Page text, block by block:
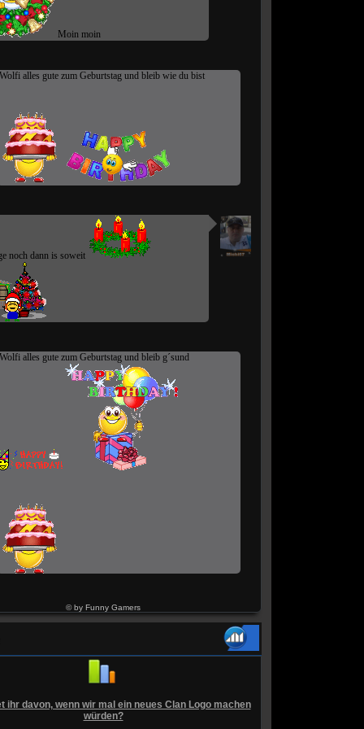
Moin moin
Wolfi alles gute zum Geburtstag und bleib wie du bist
noch dann is soweit
Wolfi alles gute zum Geburtstag und bleib g´sund
© by Funny Gamers
ihr davon, wenn wir mal ein neues Clan Logo machen
würden?